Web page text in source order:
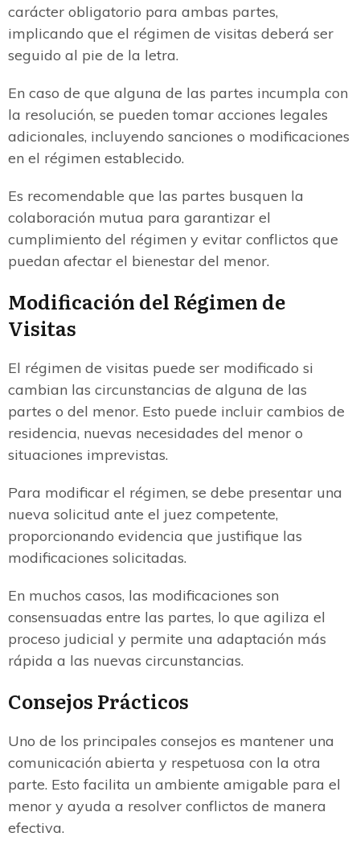
carácter obligatorio para ambas partes,
implicando que el régimen de visitas deberá ser
seguido al pie de la letra.
En caso de que alguna de las partes incumpla con
la resolución, se pueden tomar acciones legales
adicionales, incluyendo sanciones o modificaciones
en el régimen establecido.
Es recomendable que las partes busquen la
colaboración mutua para garantizar el
cumplimiento del régimen y evitar conflictos que
puedan afectar el bienestar del menor.
Modificación del Régimen de
Visitas
El régimen de visitas puede ser modificado si
cambian las circunstancias de alguna de las
partes o del menor. Esto puede incluir cambios de
residencia, nuevas necesidades del menor o
situaciones imprevistas.
Para modificar el régimen, se debe presentar una
nueva solicitud ante el juez competente,
proporcionando evidencia que justifique las
modificaciones solicitadas.
En muchos casos, las modificaciones son
consensuadas entre las partes, lo que agiliza el
proceso judicial y permite una adaptación más
rápida a las nuevas circunstancias.
Consejos Prácticos
Uno de los principales consejos es mantener una
comunicación abierta y respetuosa con la otra
parte. Esto facilita un ambiente amigable para el
menor y ayuda a resolver conflictos de manera
efectiva.